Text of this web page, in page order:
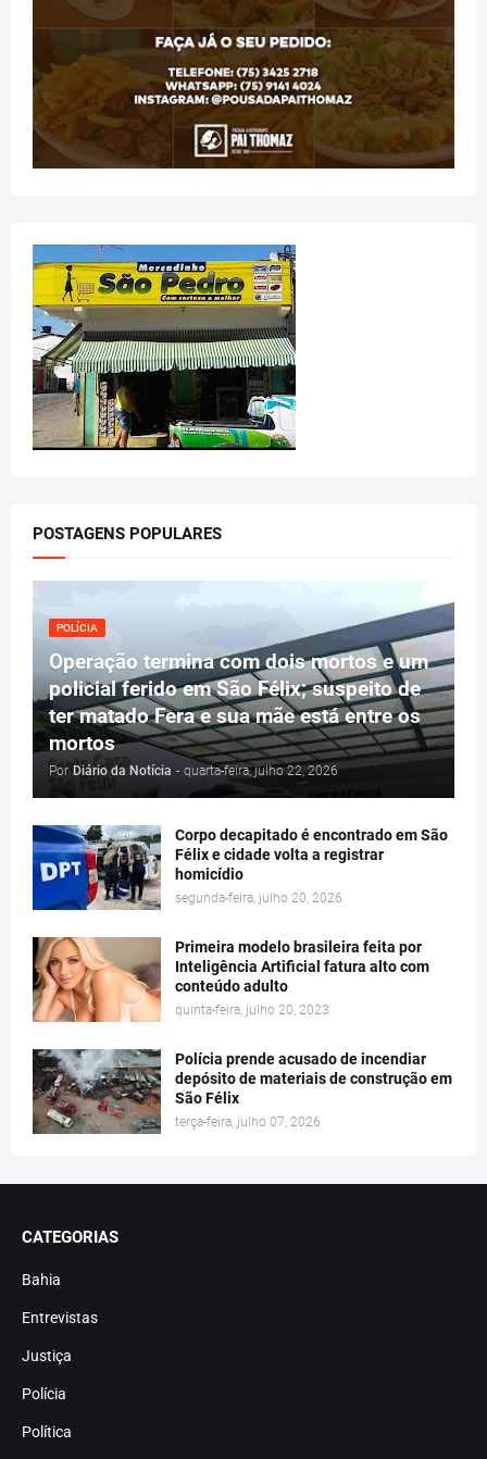
POSTAGENS POPULARES
POLÍCIA
Operação termina com dois mortos e um
policial ferido em São Félix; suspeito de
ter matado Fera e sua mãe está entre os
mortos
Por Diário da Notícia - quarta-feira, julho 22, 2026
Corpo decapitado é encontrado em São
Félix e cidade volta a registrar
homicídio
segunda-feira, julho 20, 2026
Primeira modelo brasileira feita por
Inteligência Artificial fatura alto com
conteúdo adulto
quinta-feira, julho 20, 2023
Polícia prende acusado de incendiar
depósito de materiais de construção em
São Félix
terça-feira, julho 07, 2026
CATEGORIAS
Bahia
Entrevistas
Justiça
Polícia
Política